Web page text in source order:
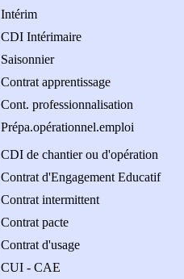
Intérim
CDI Intérimaire
Saisonnier
Contrat apprentissage
Cont. professionnalisation
Prépa.opérationnel.emploi
CDI de chantier ou d'opération
Contrat d'Engagement Educatif
Contrat intermittent
Contrat pacte
Contrat d'usage
CUI - CAE